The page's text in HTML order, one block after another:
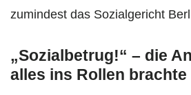
zumindest das Sozialgericht
„Sozialbetrug!“ – die
alles ins Rollen brachte